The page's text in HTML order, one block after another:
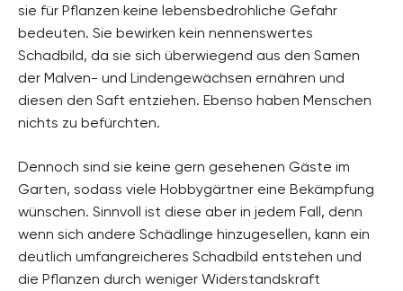
sie für Pflanzen keine lebensbedrohliche Gefahr
bedeuten. Sie bewirken kein nennenswertes
Schadbild, da sie sich überwiegend aus den Samen
der Malven- und Lindengewächsen ernähren und
diesen den Saft entziehen. Ebenso haben Menschen
nichts zu befürchten.
Dennoch sind sie keine gern gesehenen Gäste im
Garten, sodass viele Hobbygärtner eine Bekämpfung
wünschen. Sinnvoll ist diese aber in jedem Fall, denn
wenn sich andere Schädlinge hinzugesellen, kann ein
deutlich umfangreicheres Schadbild entstehen und
die Pflanzen durch weniger Widerstandskraft